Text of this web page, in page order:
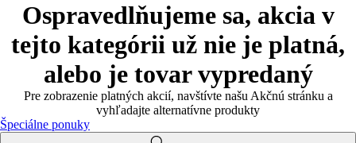
Ospravedlňujeme sa, akcia v
tejto kategórii už nie je platná,
alebo je tovar vypredaný
Pre zobrazenie platných akcií, navštívte našu Akčnú stránku a
vyhľadajte alternatívne produkty
Špeciálne ponuky